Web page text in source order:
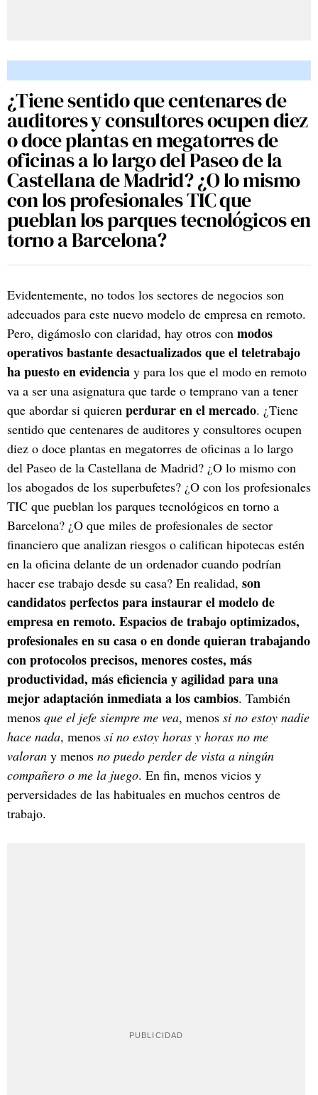
¿Tiene sentido que centenares de
auditores y consultores ocupen diez
o doce plantas en megatorres de
oficinas a lo largo del Paseo de la
Castellana de Madrid? ¿O lo mismo
con los profesionales TIC que
pueblan los parques tecnológicos en
torno a Barcelona?
Evidentemente, no todos los sectores de negocios son
adecuados para este nuevo modelo de empresa en remoto.
Pero, digámoslo con claridad, hay otros con modos
operativos bastante desactualizados que el teletrabajo
ha puesto en evidencia y para los que el modo en remoto
va a ser una asignatura que tarde o temprano van a tener
que abordar si quieren perdurar en el mercado. ¿Tiene
sentido que centenares de auditores y consultores ocupen
diez o doce plantas en megatorres de oficinas a lo largo
del Paseo de la Castellana de Madrid? ¿O lo mismo con
los abogados de los superbufetes? ¿O con los profesionales
TIC que pueblan los parques tecnológicos en torno a
Barcelona? ¿O que miles de profesionales de sector
financiero que analizan riesgos o califican hipotecas estén
en la oficina delante de un ordenador cuando podrían
hacer ese trabajo desde su casa? En realidad, son
candidatos perfectos para instaurar el modelo de
empresa en remoto. Espacios de trabajo optimizados,
profesionales en su casa o en donde quieran trabajando
con protocolos precisos, menores costes, más
productividad, más eficiencia y agilidad para una
mejor adaptación inmediata a los cambios. También
menos que el jefe siempre me vea, menos si no estoy nadie
hace nada, menos si no estoy horas y horas no me
valoran y menos no puedo perder de vista a ningún
compañero o me la juego. En fin, menos vicios y
perversidades de las habituales en muchos centros de
trabajo.